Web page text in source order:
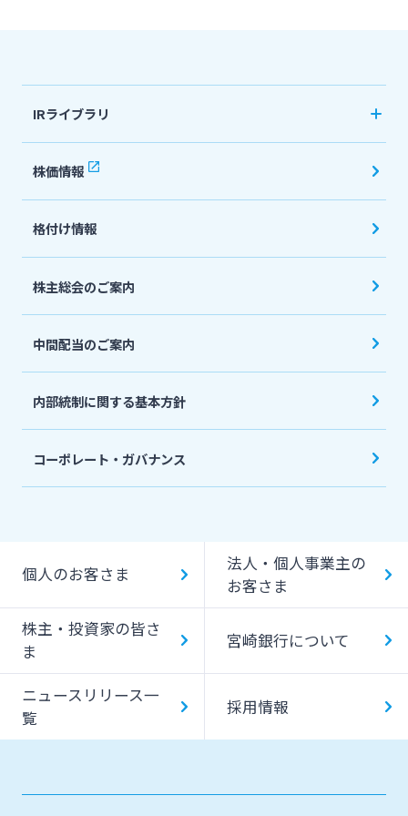
株主・投資家の皆さま
ニュースリリース一覧
採用情報
IRライブラリ
決算短信
有価証券報告書・四半期報告書
IR関連ニュースリリース
会社説明会資料
投資家向け説明会資料
English
株価情報
格付け情報
株主総会のご案内
中間配当のご案内
内部統制に関する基本方針
コーポレート・ガバナンス
個人のお客さま
法人・個人事業主の
お客さま
株主・投資家の皆さ
ま
宮崎銀行について
ニュースリリース一
覧
採用情報